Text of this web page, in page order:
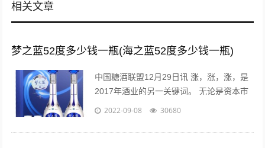
相关文章
梦之蓝52度多少钱一瓶(海之蓝52度多少钱一瓶)
中国糖酒联盟12月29日讯 涨，涨，涨，是
2017年酒业的另一关键词。 无论是资本市
场还是现货市场，无论是从高端到次高端品
2022-09-08 30680